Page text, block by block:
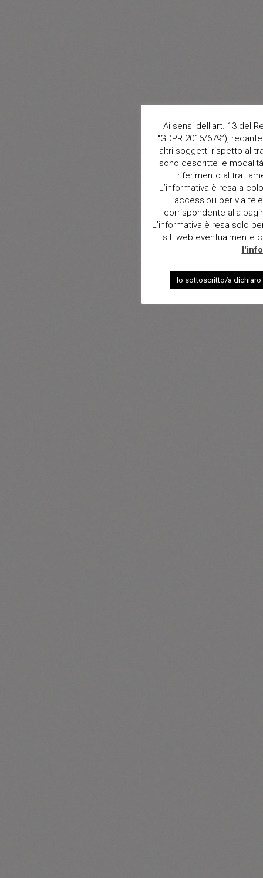
Ai sensi dell’art. 13 del
“GDPR 2016/679”),
altri soggetti rispetto al
sono descritte le
riferimento al
L’informativa è resa a
accessibili per via
corrispondente alla
L’informativa è resa solo
siti web eventualmente
Io sottoscritto/a dichiaro